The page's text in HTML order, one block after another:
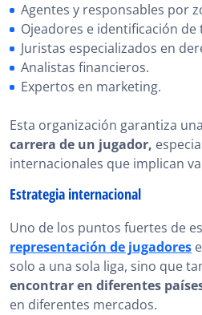
Agentes y responsables por
Ojeadores e identificación de
Juristas especializados en
Analistas financieros.
Expertos en marketing.
Esta organización garantiza una
carrera de un jugador,
internacionales que implican
Estrategia internacional
Uno de los puntos fuertes de
representación de jugadores
solo a una sola liga, sino que
encontrar en diferentes
en diferentes mercados.